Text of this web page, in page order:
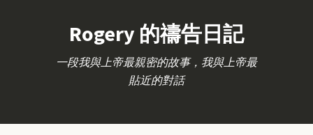
Rogery 的禱告日記
一段我與上帝最親密的故事，我與上帝最
貼近的對話